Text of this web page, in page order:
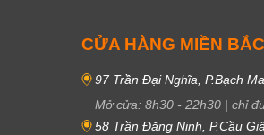
CỬA HÀNG MIỀN BẮC
97 Trần Đại Nghĩa, P.Bạch
Mở cửa: 8h30 - 22h30 | chỉ
58 Trần Đăng Ninh, P.Cầu